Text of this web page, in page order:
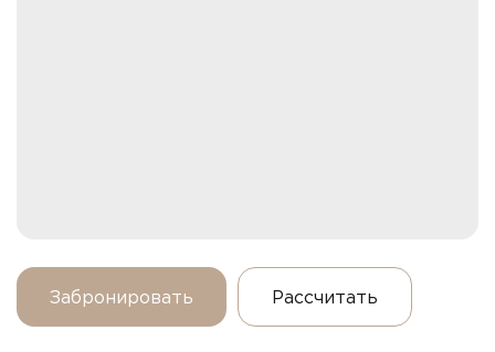
Забронировать Рассчитать